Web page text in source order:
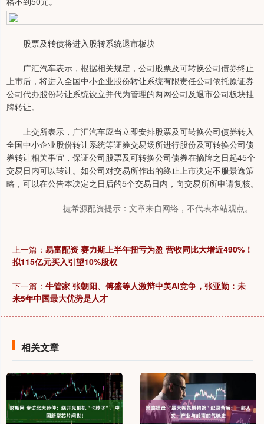
股票及转债将进入股转系统退市板块
广汇汽车表示，根据相关规定，公司股票及可转换公司债券终止
上市后，将进入全国中小企业股份转让系统有限责任公司依托原证券
公司代办股份转让系统设立并代为管理的两网公司及退市公司板块挂
牌转让。
上交所表示，广汇汽车应当立即安排股票及可转换公司债券转入
全国中小企业股份转让系统等证券交易场所进行股份及可转换公司债
券转让相关事宜，保证公司股票及可转换公司债券在摘牌之日起45个
交易日内可以转让。如公司对交易所作出的终止上市决定不服景逸策
略，可以在公告本决定之日后的5个交易日内，向交易所所申请复核。
捷希源配资提示：文章来自网络，不代表本站观点。
上一篇： 易富配资 赛力斯上半年扭亏为盈 营收同比大增近490%！
拟115亿元买入引望10%股权
下一篇： 牛管家 张朝阳、傅盛等人激辩中美AI竞争，张亚勤：未
来5年中国最大优势是人才
相关文章